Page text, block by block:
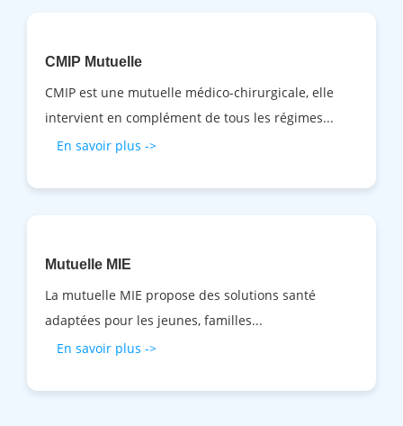
CMIP Mutuelle
CMIP est une mutuelle médico-chirurgicale, elle
intervient en complément de tous les régimes...
En savoir plus ->
Mutuelle MIE
La mutuelle MIE propose des solutions santé
adaptées pour les jeunes, familles...
En savoir plus ->